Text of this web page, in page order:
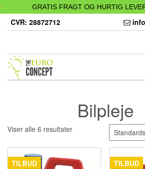
i GRATIS FRAGT OG HURTIG
SkipCVR: 28872712
Bilpleje
Viser alle 6 resultater
TILBUD TILBUD